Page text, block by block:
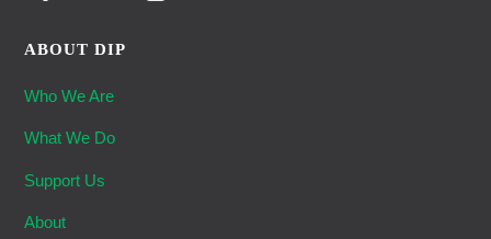
ABOUT DIP
Who We Are
What We Do
Support Us
About